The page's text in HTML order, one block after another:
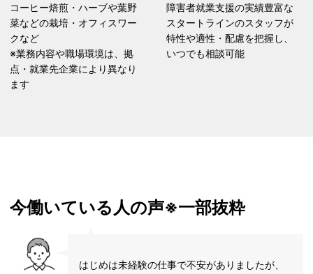
コーヒー焙煎・ハーブや葉野
菜などの栽培・オフィスワー
クなど
※業務内容や職場環境は、拠
点・就業先企業により異なり
ます
障害者就業支援の実績豊富な
スタートラインのスタッフが
特性や適性・配慮を把握し、
いつでも相談可能
今働いている人の声※一部抜粋
はじめは未経験の仕事で不安がありましたが、